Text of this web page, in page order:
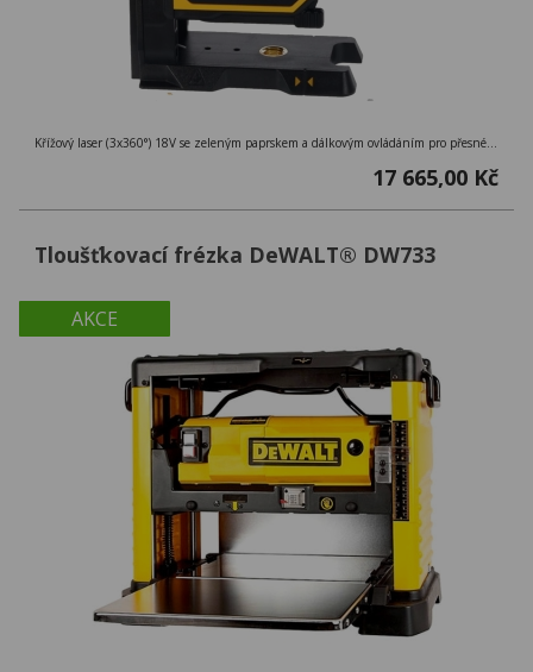
Křížový laser (3x360°) 18V se zeleným paprskem a dálkovým ovládáním pro přesné nastavení až na 100 m, přesnost ± 0,3 mm/m
17 665,00 Kč
AKCE
Tloušťkovací frézka DeWALT® DW733